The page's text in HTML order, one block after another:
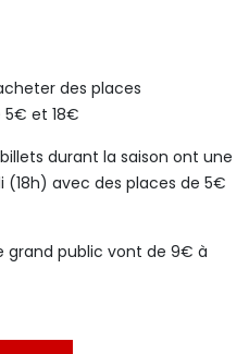
des places
5€ et 18€
durant la saison ont une
(18h) avec des places de 5€
grand public vont de 9€ à